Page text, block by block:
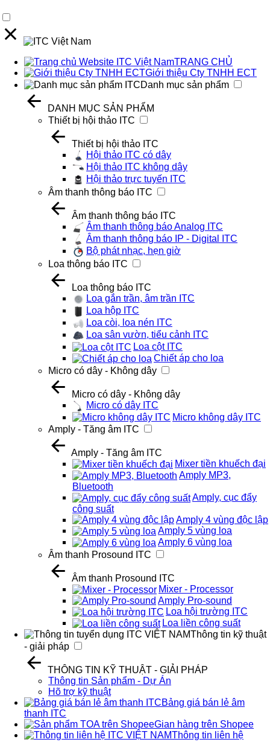
TRANG CHỦ
Giới thiệu Cty TNHH ECT
Danh mục sản phẩm
DANH MỤC SẢN PHẨM
Thiết bị hội thảo ITC
Thiết bị hội thảo ITC
Hội thảo ITC có dây
Hội thảo ITC không dây
Hội thảo trực tuyến ITC
Âm thanh thông báo ITC
Âm thanh thông báo ITC
Âm thanh thông báo Analog ITC
Âm thanh thông báo IP - Digital ITC
Bộ phát nhạc, hẹn giờ
Loa thông báo ITC
Loa thông báo ITC
Loa gắn trần, âm trần ITC
Loa hộp ITC
Loa còi, loa nén ITC
Loa sân vườn, tiểu cảnh ITC
Loa cột ITC
Chiết áp cho loa
Micro có dây - Không dây
Micro có dây - Không dây
Micro có dây ITC
Micro không dây ITC
Amply - Tăng âm ITC
Amply - Tăng âm ITC
Mixer tiền khuếch đại
Amply MP3,
Bluetooth
Amply, cục đẩy
công suất
Amply 4 vùng độc lập
Amply 5 vùng loa
Amply 6 vùng loa
Âm thanh Prosound ITC
Âm thanh Prosound ITC
Mixer - Processor
Amply Pro-sound
Loa hội trường ITC
Loa liền công suất
Thông tin kỹ thuật
- giải pháp
THÔNG TIN KỸ THUẬT - GIẢI PHÁP
Thông tin Sản phẩm - Dự Án
Hõ trợ kỹ thuật
Bảng giá bán lẻ âm
thanh ITC
Gian hàng trên Shopee
Thông tin liên hệ